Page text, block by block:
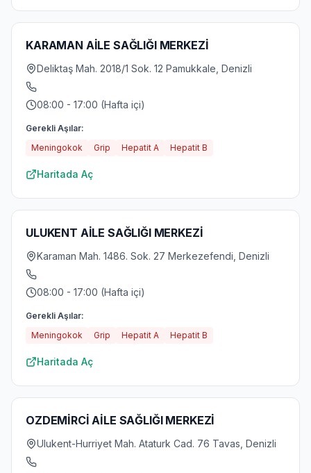
KARAMAN AİLE SAĞLIĞI MERKEZİ
Deliktaş Mah. 2018/1 Sok. 12 Pamukkale, Denizli
08:00 - 17:00 (Hafta içi)
Gerekli Aşılar:
Meningokok
Grip Hepatit A Hepatit B
Haritada Aç
ULUKENT AİLE SAĞLIĞI MERKEZİ
Karaman Mah. 1486. Sok. 27 Merkezefendi, Denizli
08:00 - 17:00 (Hafta içi)
Gerekli Aşılar:
Meningokok
Grip Hepatit A Hepatit B
Haritada Aç
OZDEMİRCİ AİLE SAĞLIĞI MERKEZİ
Ulukent-Hurriyet Mah. Ataturk Cad. 76 Tavas, Denizli